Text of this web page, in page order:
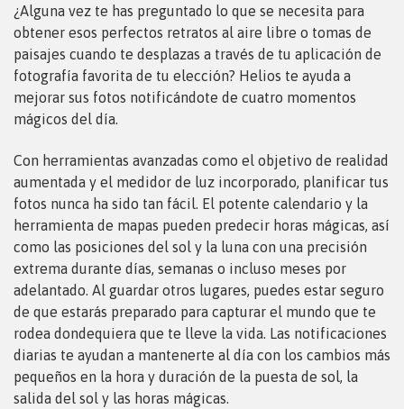
¿Alguna vez te has preguntado lo que se necesita para
obtener esos perfectos retratos al aire libre o tomas de
paisajes cuando te desplazas a través de tu aplicación de
fotografía favorita de tu elección? Helios te ayuda a
mejorar sus fotos notificándote de cuatro momentos
mágicos del día.
Con herramientas avanzadas como el objetivo de realidad
aumentada y el medidor de luz incorporado, planificar tus
fotos nunca ha sido tan fácil. El potente calendario y la
herramienta de mapas pueden predecir horas mágicas, así
como las posiciones del sol y la luna con una precisión
extrema durante días, semanas o incluso meses por
adelantado. Al guardar otros lugares, puedes estar seguro
de que estarás preparado para capturar el mundo que te
rodea dondequiera que te lleve la vida. Las notificaciones
diarias te ayudan a mantenerte al día con los cambios más
pequeños en la hora y duración de la puesta de sol, la
salida del sol y las horas mágicas.